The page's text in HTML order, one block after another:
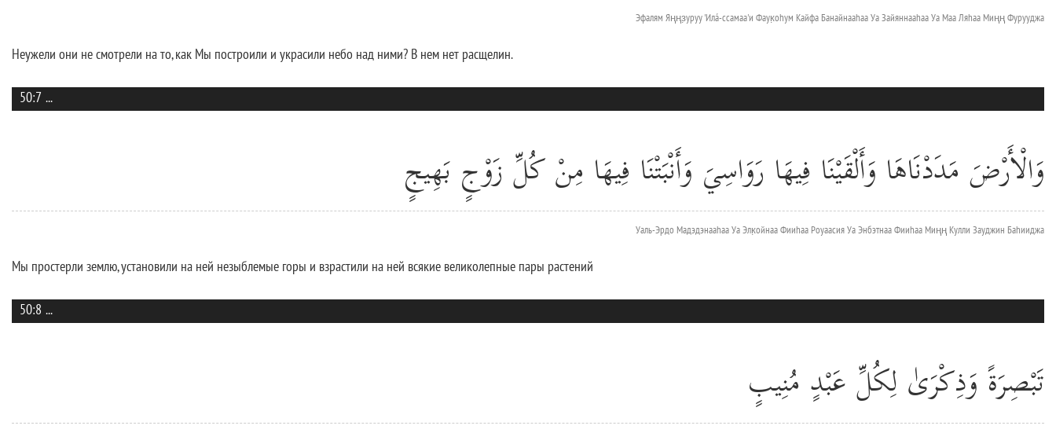
Эфалям Яңңз̣уруу 'Илá-ссамаа'и Фаук̣оhум Кайфа Банайнааhаа Уа Зайяннааhаа Уа Маа Ляhаа Миңң Фурууджа
Неужели они не смотрели на то, как Мы построили и украсили небо над ними? В нем нет расщелин.
50:7 ...
وَالْأَرْضَ مَدَدْنَاهَا وَأَلْقَيْنَا فِيهَا رَوَاسِيَ وَأَنْبَتْنَا فِيهَا مِنْ كُلِّ زَوْجٍ بَهِيجٍ
Уаль-Эрдо Мадэдэнааhаа Уа Элк̣ойнаа Фииhаа Роуаасия Уа Энбэтнаа Фииhаа Миңң Кулли Зауджин Баhииджа
Мы простерли землю, установили на ней незыблемые горы и взрастили на ней всякие великолепные пары растений
50:8 ...
تَبْصِرَةً وَذِكْرَىٰ لِكُلِّ عَبْدٍ مُنِيبٍ